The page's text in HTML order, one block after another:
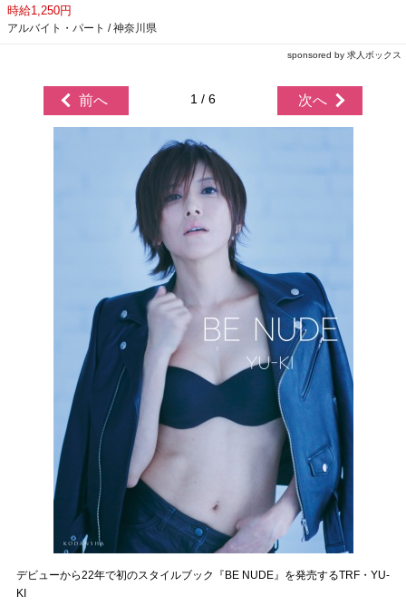
時給1,250円
アルバイト・パート / 神奈川県
sponsored by 求人ボックス
前へ 1 / 6 次へ
デビューから22年で初のスタイルブック『BE NUDE』を発売するTRF・YU-
KI